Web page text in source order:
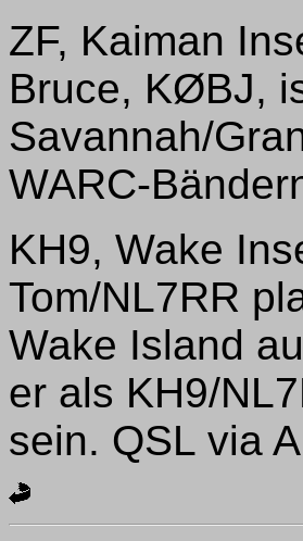
ZF, Kaiman
Bruce, KØBJ,
Savannah/
WARC-
KH9, Wake
Tom/NL7RR
Wake Island
er als KH9/
sein. QSL via